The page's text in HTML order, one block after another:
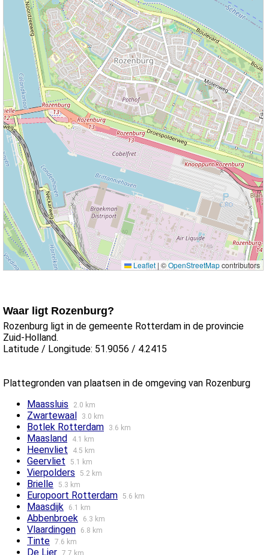
Leaflet | ©OpenStreetMapcontributors
Waar ligt Rozenburg?
Rozenburg ligt in de gemeente Rotterdam in de provincie
Zuid-Holland.
Latitude / Longitude: 51.9056 / 4.2415
Plattegronden van plaatsen in de omgeving van Rozenburg
Maassluis
2.0 km
Zwartewaal 3.0 km
Botlek Rotterdam 3.6 km
Maasland 4.1 km
Heenvliet 4.5 km
Geervliet 5.1 km
Vierpolders 5.2 km
Brielle 5.3 km
Europoort Rotterdam 5.6 km
Maasdijk 6.1 km
Abbenbroek 6.3 km
Vlaardingen 6.8 km
Tinte 7.6 km
De Lier 7.7 km